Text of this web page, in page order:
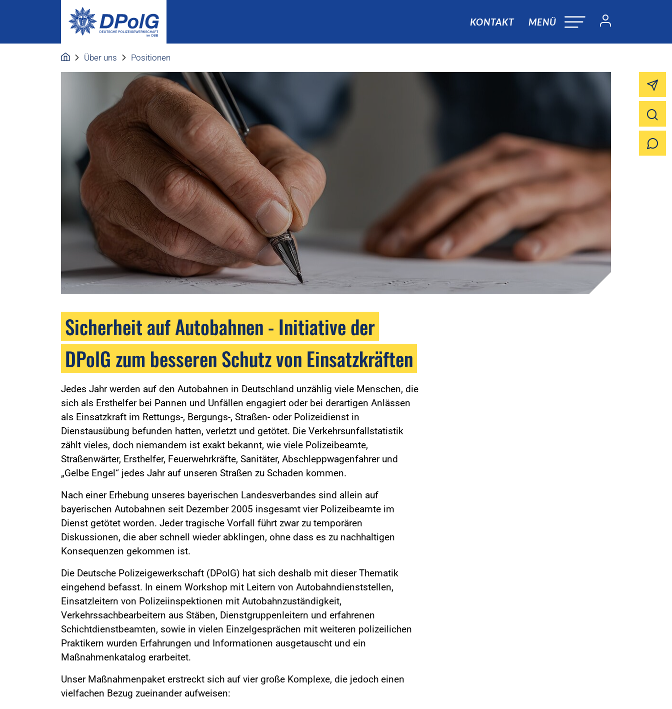
KONTAKT MENÜ
Über uns Positionen
Sicherheit auf Autobahnen - Initiative der
DPolG zum besseren Schutz von Einsatzkräften
Jedes Jahr werden auf den Autobahnen in Deutschland unzählig viele Menschen, die
sich als Ersthelfer bei Pannen und Unfällen engagiert oder bei derartigen Anlässen
als Einsatzkraft im Rettungs-, Bergungs-, Straßen- oder Polizeidienst in
Dienstausübung befunden hatten, verletzt und getötet. Die Verkehrsunfallstatistik
zählt vieles, doch niemandem ist exakt bekannt, wie viele Polizeibeamte,
Straßenwärter, Ersthelfer, Feuerwehrkräfte, Sanitäter, Abschleppwagenfahrer und
„Gelbe Engel“ jedes Jahr auf unseren Straßen zu Schaden kommen.
Nach einer Erhebung unseres bayerischen Landesverbandes sind allein auf
bayerischen Autobahnen seit Dezember 2005 insgesamt vier Polizeibeamte im
Dienst getötet worden. Jeder tragische Vorfall führt zwar zu temporären
Diskussionen, die aber schnell wieder abklingen, ohne dass es zu nachhaltigen
Konsequenzen gekommen ist.
Die Deutsche Polizeigewerkschaft (DPolG) hat sich deshalb mit dieser Thematik
eingehend befasst. In einem Workshop mit Leitern von Autobahndienststellen,
Einsatzleitern von Polizeiinspektionen mit Autobahnzuständigkeit,
Verkehrssachbearbeitern aus Stäben, Dienstgruppenleitern und erfahrenen
Schichtdienstbeamten, sowie in vielen Einzelgesprächen mit weiteren polizeilichen
Praktikern wurden Erfahrungen und Informationen ausgetauscht und ein
Maßnahmenkatalog erarbeitet.
Unser Maßnahmenpaket erstreckt sich auf vier große Komplexe, die jedoch einen
vielfachen Bezug zueinander aufweisen: